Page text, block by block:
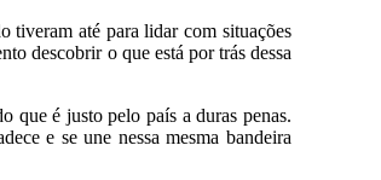
tiveram até para lidar com situações
descobrir o que está por trás dessa
que é justo pelo país a duras penas.
e se une nessa mesma bandeira